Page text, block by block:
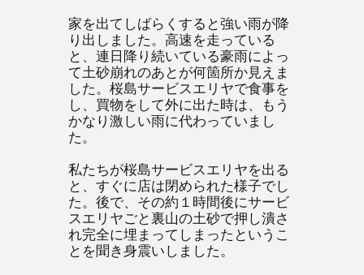
家を出てしばらくすると強い雨が降
り出しました。高速を走っている
と、連日降り続いている豪雨によっ
て土砂崩れのあとが何箇所か見えま
した。桜島サービスエリヤで食事を
し、買物をして外に出た時は、もう
かなり激しい雨に代わっていまし
た。
私たちが桜島サービスエリヤを出る
と、すぐに店は閉められた様子でし
た。後で、その約１時間後にサービ
スエリヤごと裏山の土砂で押し潰さ
れ完全に埋まってしまったというこ
とを聞き身震いしました。